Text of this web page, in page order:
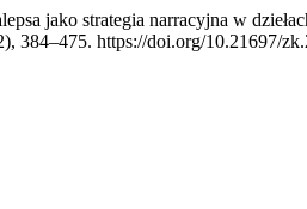
jako strategia narracyjna w
384–475. https://doi.org/10.21697/